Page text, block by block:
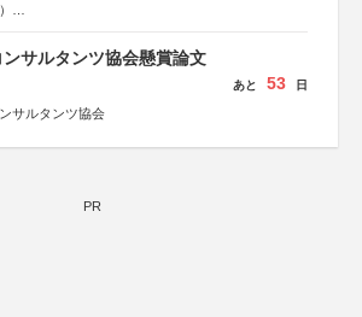
房新社、幻冬舎、講談社、光文社、
社、新潮社、淡交社、ちいさいミシ
書房、PHP研究所、双葉社、文藝春
サルタンツ協会懸賞論文
サルタンツ協会
あと 53 日
PR